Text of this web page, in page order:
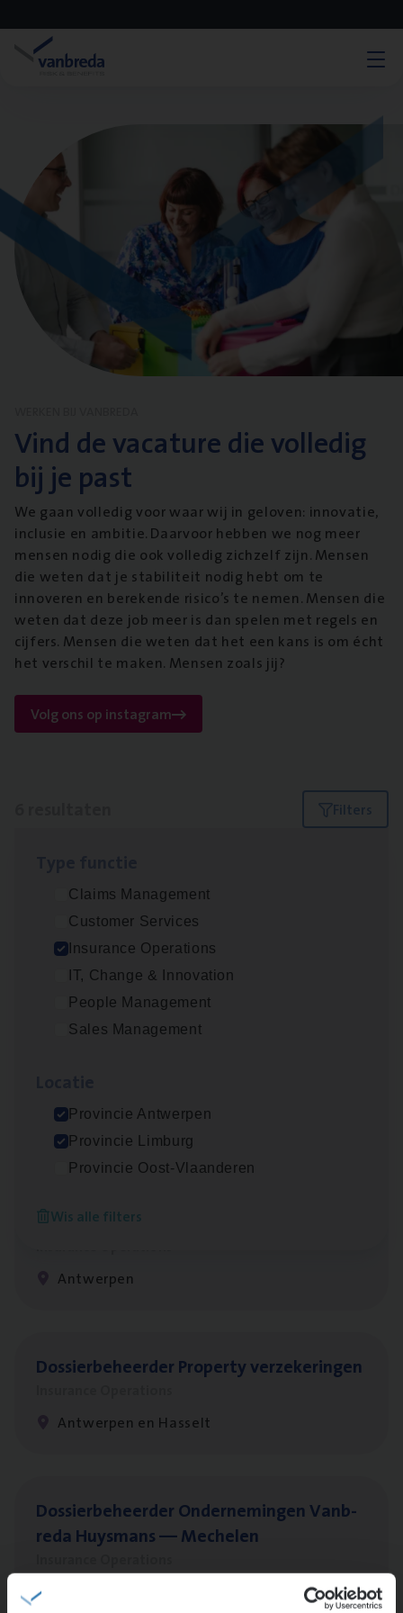
Vind de vacature die volledig
bij je past
We gaan volledig voor waar wij in geloven: innovatie,
inclusie en ambitie. Daarvoor hebben we nog meer
mensen nodig die ook volledig zichzelf zijn. Mensen
die weten dat je stabiliteit nodig hebt om te
innoveren en berekende risico’s te nemen. Mensen die
weten dat deze job meer is dan spelen met regels en
cijfers. Mensen die weten dat het een kans is om écht
het verschil te maken. Mensen zoals jij?
Volg ons op instagram
Filters
Claims Management
Customer Services
Insurance Operations
IT, Change & Innovation
People Management
Sales Management
Provincie Antwerpen
Provincie Limburg
Provincie Oost-Vlaanderen
Wis alle filters
Dos­sier­be­heer­der ver­ze­ke­rin­gen — Soci­al
Pro­fit en Public
Insurance Operations
Antwerpen
Insurance Operations
Beveren
Client Exe­cu­ti­ve Marine
Antwerpen
Dos­sier­be­heer­der Pro­per­ty verzekeringen
Antwerpen en Hasselt
Dos­sier­be­heer­der Onder­ne­min­gen Van­b­
re­da Huys­mans — Mechelen